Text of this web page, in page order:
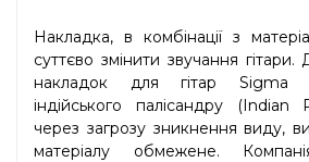
Накладка, в комбінації з
суттєво змінити звучання
накладок для гітар Sigma
індійського палісандру (Indian
через загрозу зникнення виду,
матеріалу обмежене.